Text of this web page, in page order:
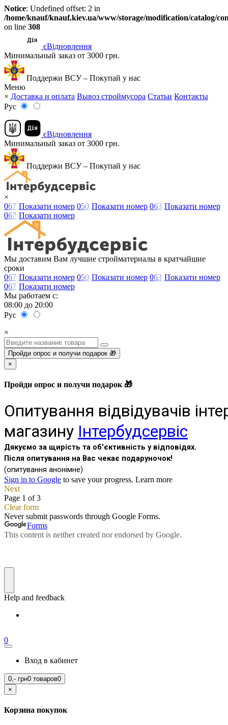
Notice: Undefined offset: 2 in
/home/knauf/knauf.kiev.ua/www/storage/modification/catalog/
on line 308
єВідновлення
Минимальный заказ от 3000 грн.
Поддержи ВСУ – Покупай у нас
Меню
× Доставка и оплата Вывоз строймусора Статьи Контакты
Рус
єВідновлення
Минимальный заказ от 3000 грн.
Поддержи ВСУ – Покупай у нас
×
067 Показати номер 050 Показати номер 063 Показати номер
067 Показати номер
Мы доставим Вам лучшие стройматериалы в кратчайшие
сроки
067 Показати номер 050 Показати номер 063 Показати номер
067 Показати номер
Мы работаем с:
08:00 до 20:00
Рус
×
Пройди опрос и получи подарок 🎁
×
Пройди опрос и получи подарок 🎁
0
Вход в кабинет
0,- грн0 товаров0
×
Корзина покупок